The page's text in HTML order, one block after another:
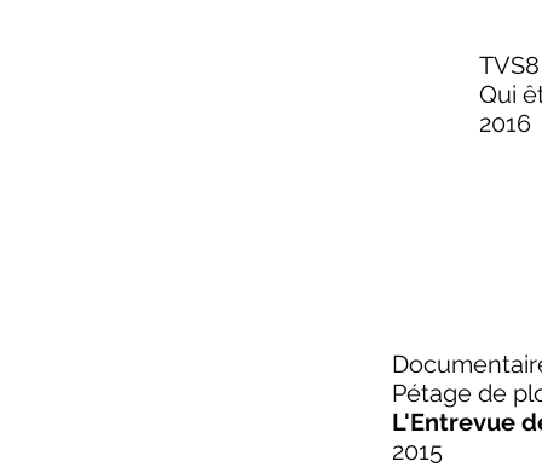
Qui
2016
Pétage de
L'Entrevue
2015